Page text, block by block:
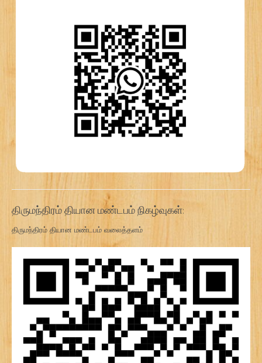
திருமந்திரம் தியான மண்டபம் நிகழ்வுகள்:
திருமந்திரம் தியான மண்டபம் வலைத்தளம்